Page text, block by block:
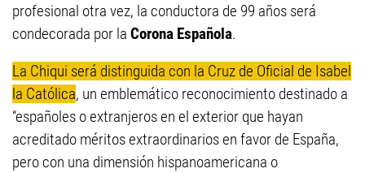
profesional otra vez, la conductora de 99 años será
condecorada por la Corona Española.
La Chiqui será distinguida con la Cruz de Oficial de Isabel
la Católica, un emblemático reconocimiento destinado a
“españoles o extranjeros en el exterior que hayan
acreditado méritos extraordinarios en favor de España,
pero con una dimensión hispanoamericana o